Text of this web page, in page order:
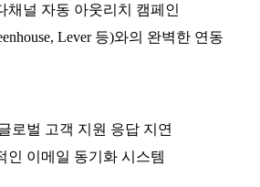
채널 자동 아웃리치 캠페인
Lever 등)와의 완벽한 연동
로벌 고객 지원 응답 지연
인 이메일 동기화 시스템